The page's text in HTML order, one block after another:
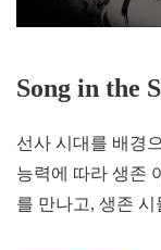
Song in the
선사 시대를 배경
능력에 따라 생존
를 만나고, 생존